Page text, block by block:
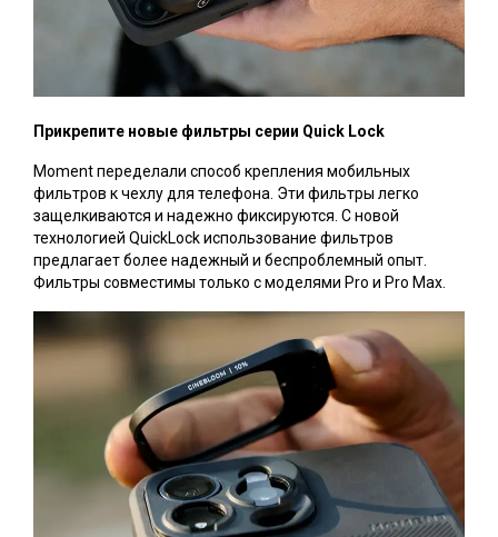
Прикрепите новые фильтры серии Quick Lock
Moment переделали способ крепления мобильных
фильтров к чехлу для телефона. Эти фильтры легко
защелкиваются и надежно фиксируются. С новой
технологией QuickLock использование фильтров
предлагает более надежный и беспроблемный опыт.
Фильтры совместимы только с моделями Pro и Pro Max.